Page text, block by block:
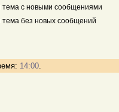
тема с новыми сообщениями
тема без новых сообщений
14:00.